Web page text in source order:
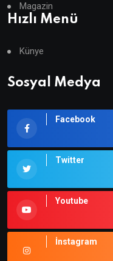
Magazin
Hızlı Menü
Künye
Sosyal Medya
Facebook
Twitter
Youtube
İnstagram